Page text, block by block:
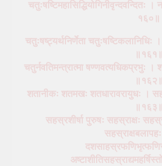
चतुःषष्टिमहासिद्धियोगिनीवृन्दवन्दितः
१६०॥
चतुःषष्ट्यर्थनिर्णेता चतुःषष्टिकलानिधिः
॥१६१॥
चतुर्नवतिमन्त्रात्मा षण्णवत्यधिकप्रभुः ।
॥१६२॥
शतानीकः शतमखः शतधारावरायुधः ।
॥१६३॥
सहस्रशीर्षा पुरुषः सहस्राक्षः